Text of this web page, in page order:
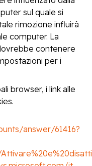
sul quale si
rimozione influirà
computer. La
contenere
per i
browser, i link alle
answer/61416?